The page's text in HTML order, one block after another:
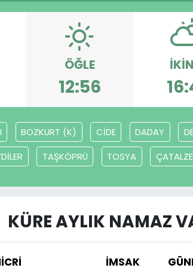
ÖĞLE
12:56
BOZKURT (K) CİDE DADAY
TAŞKÖPRÜ TOSYA
KÜRE AYLIK NAMAZ
İMSAK